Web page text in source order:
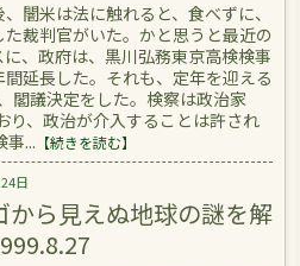
闇米は法に触れると、食べずに、
た裁判官がいた。かと思うと最近の
に、政府は、黒川弘務東京高検検事
間延長した。それも、定年を迎える
閣議決定をした。検察は政治家
り、政治が介入することは許され
事... 【続きを読む】
日
から見えぬ地球の謎を解